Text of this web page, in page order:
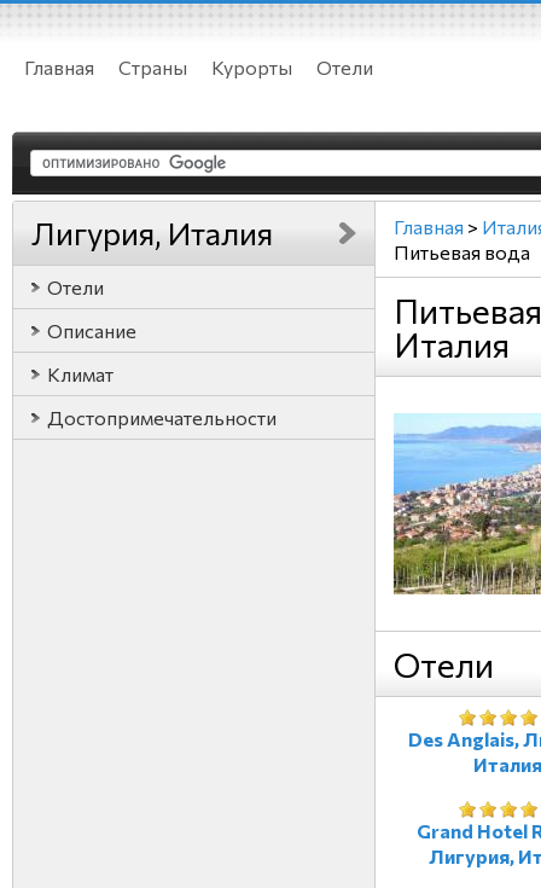
Главная Страны Курорты Отели
Лигурия, Италия
Отели
Описание
Климат
Достопримечательности
Главная >
Питьевая вода
Италия
Отели
Des Anglais,
Италия
Grand Hotel
Лигурия,